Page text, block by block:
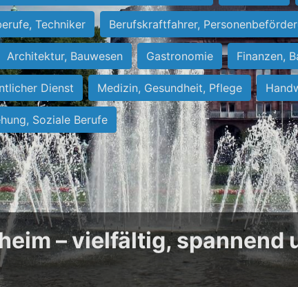
Techniker Berufskraftfahrer,
Architektur, Bauwesen Gastronomie Finanzen,
Dienst Medizin, Gesundheit, Pflege
Soziale Berufe
– vielfältig, spannend